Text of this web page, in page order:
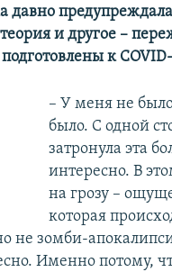
давно
и другое –
к
– У меня не
было. С одной
затронула эта
интересно. В
на грозу –
которая
не зомби-
Именно потому,